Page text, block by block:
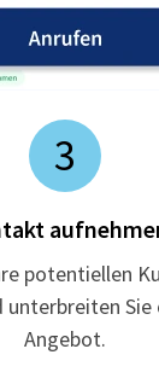
3
potentiellen
Sie
Angebot.